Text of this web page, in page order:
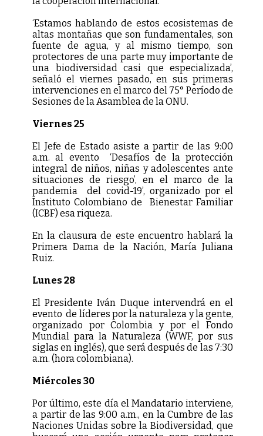
‘Estamos hablando de estos ecosistemas de
altas montañas que son fundamentales, son
fuente de agua, y al mismo tiempo, son
protectores de una parte muy importante de
una biodiversidad casi que especializada’,
señaló el viernes pasado, en sus primeras
intervenciones en el marco del 75° Período de
Sesiones de la Asamblea de la ONU.
Viernes 25
El Jefe de Estado asiste a partir de las 9:00
a.m. al evento ‘Desafíos de la protección
integral de niños, niñas y adolescentes ante
situaciones de riesgo’, en el marco de la
pandemia del covid-19’, organizado por el
Instituto Colombiano de Bienestar Familiar
(ICBF) esa riqueza.
En la clausura de este encuentro hablará la
Primera Dama de la Nación, María Juliana
Ruiz.
Lunes 28
El Presidente Iván Duque intervendrá en el
evento de líderes por la naturaleza y la gente,
organizado por Colombia y por el Fondo
Mundial para la Naturaleza (WWF, por sus
siglas en inglés), que será después de las 7:30
a.m. (hora colombiana).
Miércoles 30
Por último, este día el Mandatario interviene,
a partir de las 9:00 a.m., en la Cumbre de las
Naciones Unidas sobre la Biodiversidad, que